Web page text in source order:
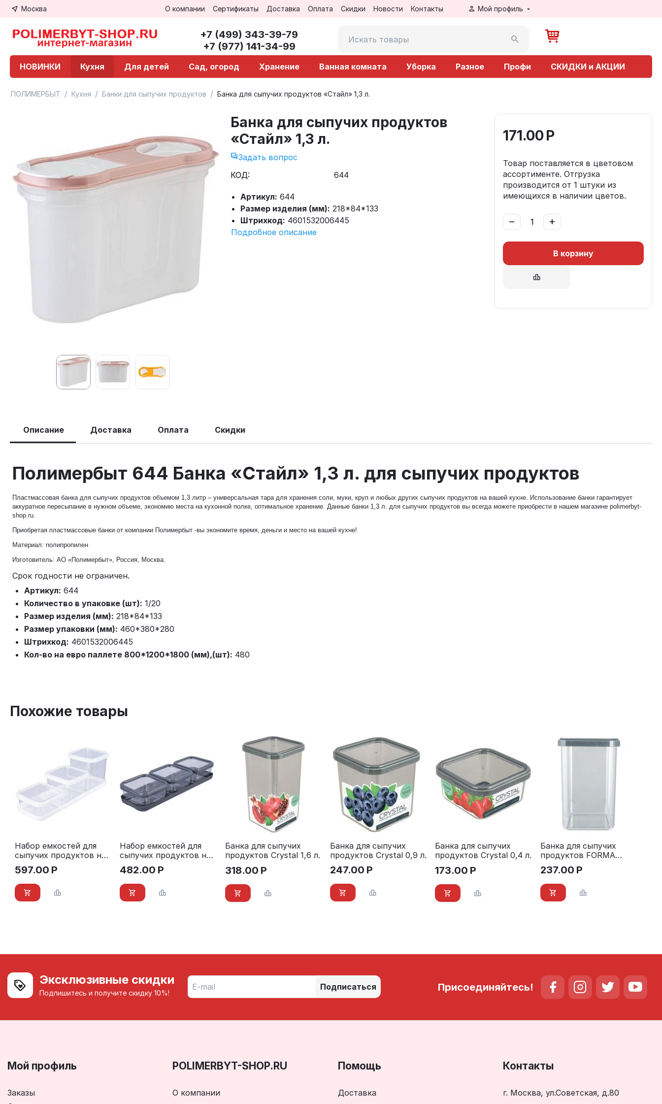
Москва О компании Сертификаты Доставка Оплата Скидки Новости Контакты Мой профиль
+7 (499) 343-39-79
+7 (977) 141-34-99
НОВИНКИ Кухня Для детей Сад, огород Хранение Ванная комната Уборка Разное Профи СКИДКИ и АКЦИИ
ПОЛИМЕРБЫТ / Кухня / Банки для сыпучих продуктов / Банка для сыпучих продуктов «Стайл» 1,3 л.
Банка для сыпучих продуктов
«Стайл» 1,3 л.
Задать вопрос
КОД:
644
Артикул: 644
Размер изделия (мм): 218*84*133
Штрихкод: 4601532006445
Подробное описание
171.00Р
Товар поставляется в цветовом
ассортименте. Отгрузка
производится от 1 штуки из
имеющихся в наличии цветов.
+
−
В корзину
Описание Доставка Оплата Скидки
Полимербыт 644 Банка «Стайл» 1,3 л. для сыпучих продуктов
Пластмассовая банка для сыпучих продуктов объемом 1,3 литр – универсальная тара для хранения соли, муки, круп и любых других сыпучих продуктов на вашей кухне. Использование банки гарантирует
аккуратное пересыпание в нужном объеме, экономию места на кухонной полке, оптимальное хранение. Данные банки 1,3 л. для сыпучих продуктов вы всегда можете приобрести в нашем магазине polimerbyt-
shop.ru.
Приобретая пластмассовые банки от компании Полимербыт -вы экономите время, деньги и место на вашей кухне!
Материал: полипропилен
Изготовитель: АО «Полимербыт», Россия, Москва.
Срок годности не ограничен.
Артикул: 644
Количество в упаковке (шт): 1/20
Размер изделия (мм): 218*84*133
Размер упаковки (мм): 460*380*280
Штрихкод: 4601532006445
Кол-во на евро паллете 800*1200*1800 (мм),(шт): 480
Похожие товары
Набор емкостей для
сыпучих продуктов на
подставке Cubbo
Scandi (0,4 л.+0,6 л.+0,9
л.)
597.00 Р
Набор емкостей для
сыпучих продуктов на
подставке Cubbo
Scandi (0,4 л.+0,4 л.+0,4
л.)
482.00 Р
Банка для сыпучих
продуктов Crystal 1,6 л.
318.00 Р
Банка для сыпучих
продуктов Crystal 0,9 л.
247.00 Р
Банка для сыпучих
продуктов Crystal 0,4 л.
173.00 Р
Банка для сыпучих
продуктов FORMA
Cubbo Scandi 1,6 л.
237.00 Р
Эксклюзивные скидки
Подпишитесь и получите скидку 10%!
Подписаться Присоединяйтесь!
Мой профиль
Заказы
POLIMERBYT-SHOP.RU
О компании
Помощь
Доставка
Контакты
г. Москва, ул.Советская, д.80